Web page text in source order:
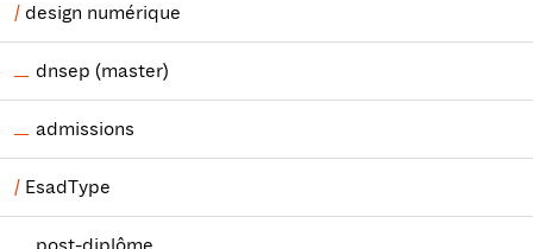
design numérique
dnsep (master)
admissions
EsadType